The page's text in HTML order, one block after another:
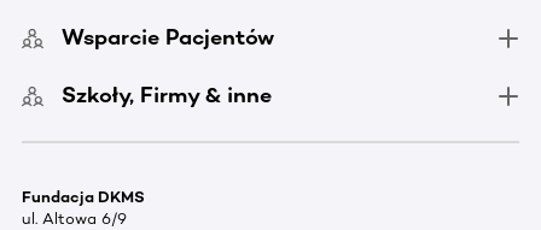
Wsparcie Pacjentów
Szkoły, Firmy & inne
Fundacja DKMS
ul. Altowa 6/9